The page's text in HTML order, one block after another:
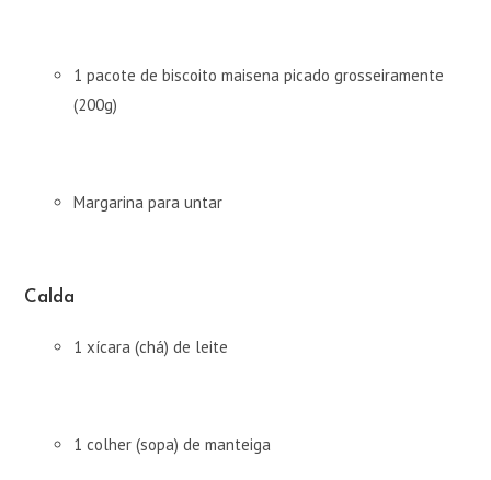
1 pacote de biscoito maisena picado grosseiramente
(200g)
Margarina para untar
Calda
1 xícara (chá) de leite
1 colher (sopa) de manteiga